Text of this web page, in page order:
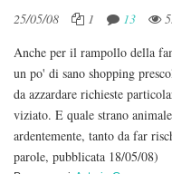
25/05/08 1 13
Anche per il rampollo della
un po' di sano shopping
da azzardare richieste
viziato. E quale strano
ardentemente, tanto da far
parole, pubblicata 18/05/08)